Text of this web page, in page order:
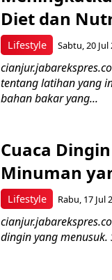
Lifestyle
Diet dan
Sabtu, 20 Jul
tentang latihan yang
bahan bakar yang...
Lifestyle
Cuaca
Minuman
Rabu, 17 Jul
dingin yang